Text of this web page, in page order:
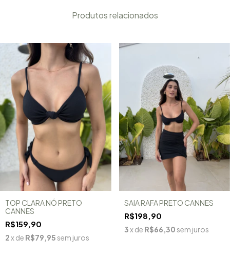
Produtos relacionados
TOP CLARA NÓ PRETO
CANNES
R$159,90
2x de R$79,95 sem juros
SAIA RAFA PRETO CANNES
R$198,90
3x de R$66,30 sem juros